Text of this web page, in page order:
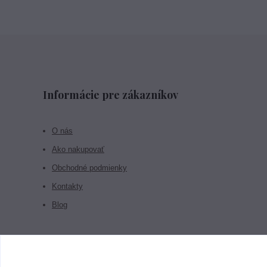
Informácie pre zákazníkov
O nás
Ako nakupovať
Obchodné podmienky
Kontakty
Blog